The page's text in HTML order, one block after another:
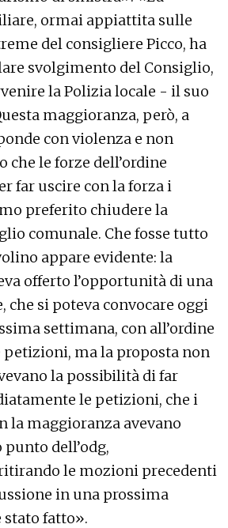
ormai appiattita sulle
del consigliere Picco, ha
svolgimento del Consiglio,
la Polizia locale - il suo
maggioranza, però, a
con violenza e non
che le forze dell’ordine
far uscire con la forza i
preferito chiudere la
comunale. Che fosse tutto
appare evidente: la
offerto l’opportunità di una
che si poteva convocare oggi
settimana, con all’ordine
petizioni, ma la proposta non
la possibilità di far
le petizioni, che i
la maggioranza avevano
dell’odg,
le mozioni precedenti
in una prossima
stato fatto».